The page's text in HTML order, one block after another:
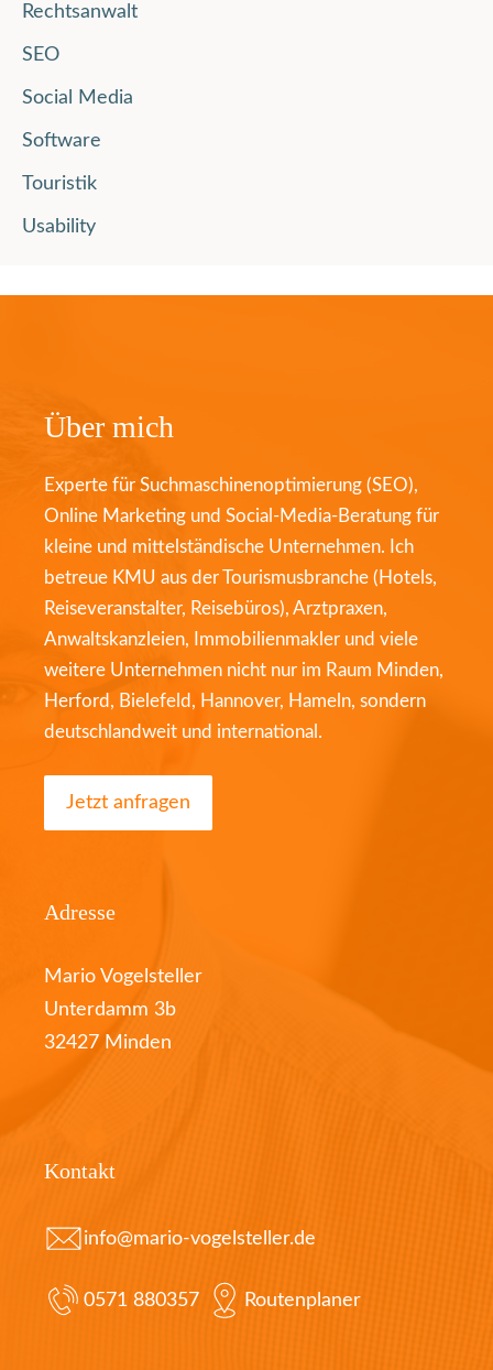
Rechtsanwalt
SEO
Social Media
Software
Touristik
Usability
Über mich
Experte für Suchmaschinenoptimierung (SEO),
Online Marketing und Social-Media-Beratung für
kleine und mittelständische Unternehmen. Ich
betreue KMU aus der Tourismusbranche (Hotels,
Reiseveranstalter, Reisebüros), Arztpraxen,
Anwaltskanzleien, Immobilienmakler und viele
weitere Unternehmen nicht nur im Raum Minden,
Herford, Bielefeld, Hannover, Hameln, sondern
deutschlandweit und international.
Jetzt anfragen
Adresse
Mario Vogelsteller
Unterdamm 3b
32427 Minden
Kontakt
info@mario-vogelsteller.de
0571 880357 Routenplaner